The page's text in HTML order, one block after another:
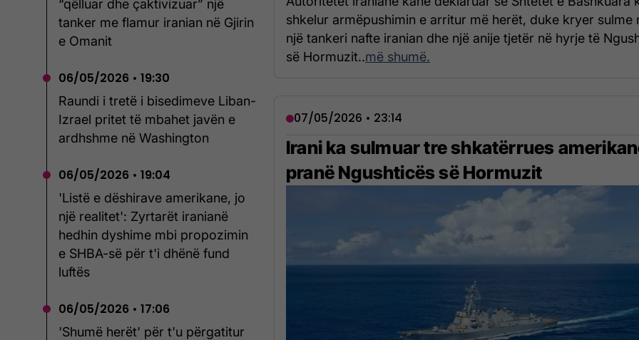
“qëlluar dhe çaktivizuar” një
tanker me flamur iranian në Gjirin
e Omanit
06/05/2026 • 19:30
Raundi i tretë i bisedimeve Liban-
Izrael pritet të mbahet javën e
ardhshme në Washington
06/05/2026 • 19:04
'Listë e dëshirave amerikane, jo
një realitet': Zyrtarët iranianë
hedhin dyshime mbi propozimin
e SHBA-së për t'i dhënë fund
luftës
06/05/2026 • 17:06
'Shumë herët' për t'u përgatitur
shkelur armëpushimin e arritur më herët, duke kryer sulme
një tankeri nafte iranian dhe një anije tjetër në hyrje të
së Hormuzit..më shumë.
07/05/2026 • 23:14
Irani ka sulmuar tre shkatërrues
pranë Ngushticës së Hormuzit